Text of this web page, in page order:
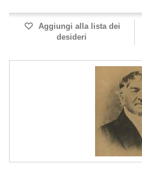
Aggiungi alla lista dei
desideri